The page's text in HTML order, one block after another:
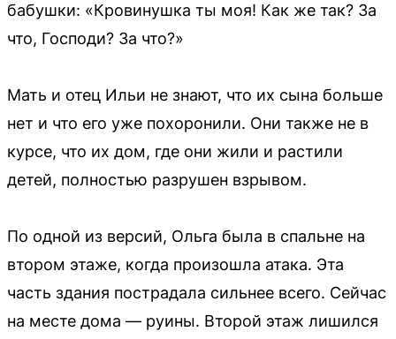
бабушки: «Кровинушка ты моя! Как же так? За
что, Господи? За что?»
Мать и отец Ильи не знают, что их сына больше
нет и что его уже похоронили. Они также не в
курсе, что их дом, где они жили и растили
детей, полностью разрушен взрывом.
По одной из версий, Ольга была в спальне на
втором этаже, когда произошла атака. Эта
часть здания пострадала сильнее всего. Сейчас
на месте дома — руины. Второй этаж лишился